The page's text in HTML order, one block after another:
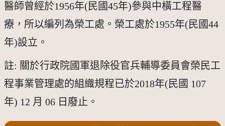
醫師曾經於1956年(民國45年)參與中橫工程醫
療，所以編列為榮工處。榮工處於1955年(民國44
年)設立。
註: 關於行政院國軍退除役官兵輔導委員會榮民工
程事業管理處的組織規程已於2018年(民國 107
年) 12 月 06 日廢止。